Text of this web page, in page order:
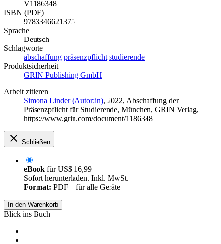
V1186348
ISBN (PDF)
9783346621375
Sprache
Deutsch
Schlagworte
abschaffung präsenzpflicht studierende
Produktsicherheit
GRIN Publishing GmbH
Arbeit zitieren
Simona Linder (Autor:in), 2022, Abschaffung der
Präsenzpflicht für Studierende, München, GRIN Verlag,
https://www.grin.com/document/1186348
Schließen
eBook fürUS$ 16,99
Sofort herunterladen. Inkl. MwSt.
Format: PDF – für alle Geräte
In den Warenkorb
Blick ins Buch